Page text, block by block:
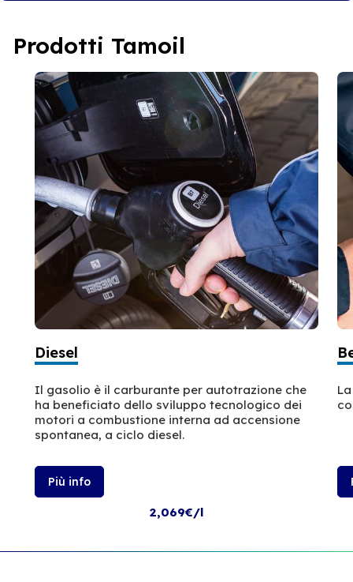
Prodotti Tamoil
Diesel
Il gasolio è il carburante per autotrazione che
ha beneficiato dello sviluppo tecnologico dei
motori a combustione interna ad accensione
spontanea, a ciclo diesel.
Più info
2,069€/l